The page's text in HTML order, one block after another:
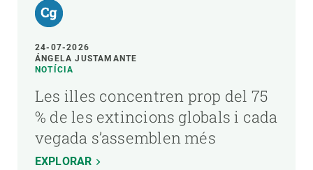
24-07-2026
ÁNGELA JUSTAMANTE
NOTÍCIA
Les illes concentren prop del 75
% de les extincions globals i cada
vegada s’assemblen més
EXPLORAR